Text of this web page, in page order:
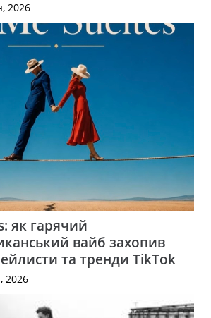
2026
як гарячий
вайб захопив
та тренди TikTok
2026